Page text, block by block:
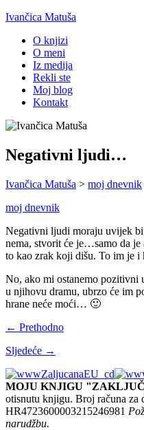
Ivančica Matuša
O knjizi
O meni
Iz medija
Rekli ste
Moj blog
Kontakt
Negativni ljudi…
Ivančica Matuša > moj dnevnik
moj dnevnik
Negativni ljudi moraju uvijek
nema, stvorit će je…samo da je
to kao zrak koji dišu. To im je
No, ako mi ostanemo pozitivni
u njihovu dramu, ubrzo će im
hrane neće moći… 🙂
← Prethodno
Sljedeće →
MOJU KNJIGU
otisnutu knjigu. Broj računa za
HR4723600003215246981
narudžbu.